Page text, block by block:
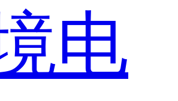
电